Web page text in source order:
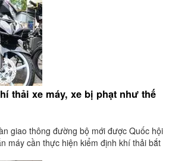
thải xe máy, xe bị phạt như thế
giao thông đường bộ mới được Quốc hội
máy cần thực hiện kiểm định khí thải bắt